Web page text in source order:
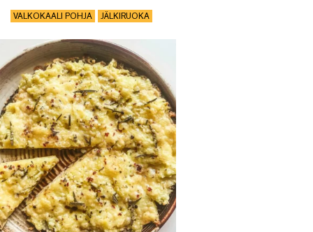
VALKOKAALI POHJA JÄLKIRUOKA